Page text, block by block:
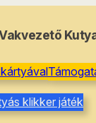
klikker játék